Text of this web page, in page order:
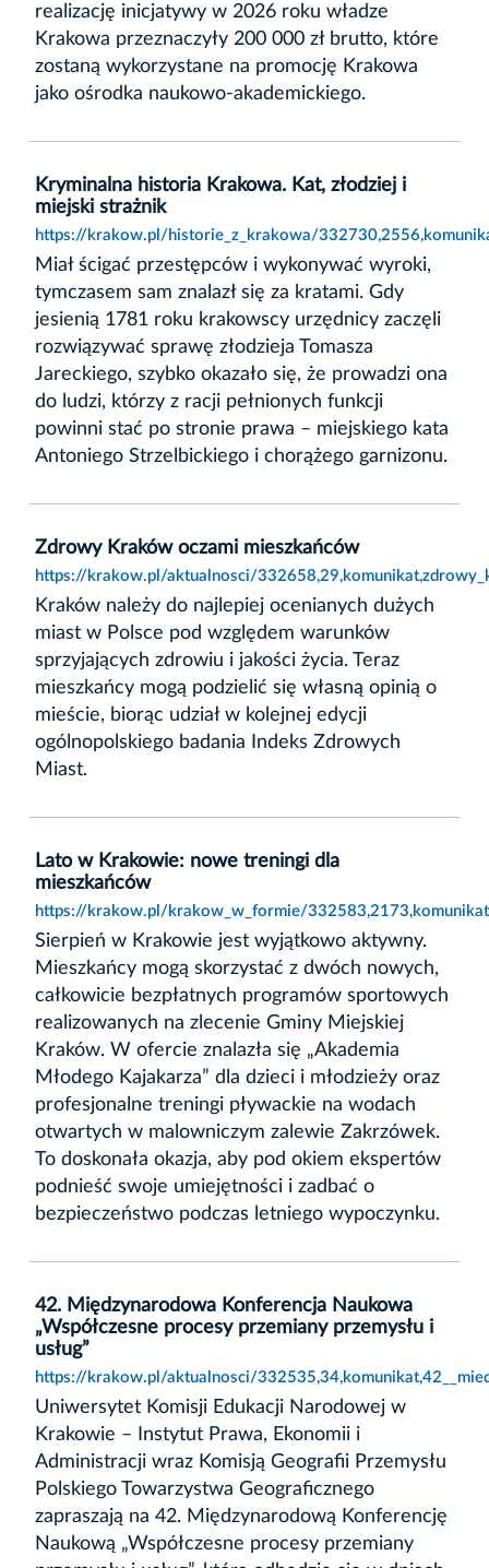
realizację inicjatywy w 2026 roku władze
Krakowa przeznaczyły 200 000 zł brutto, które
zostaną wykorzystane na promocję Krakowa
jako ośrodka naukowo-akademickiego.
Kryminalna historia Krakowa. Kat, złodziej i
miejski strażnik
https://krakow.pl/historie_z_krakowa/
Miał ścigać przestępców i wykonywać wyroki,
tymczasem sam znalazł się za kratami. Gdy
jesienią 1781 roku krakowscy urzędnicy zaczęli
rozwiązywać sprawę złodzieja Tomasza
Jareckiego, szybko okazało się, że prowadzi ona
do ludzi, którzy z racji pełnionych funkcji
powinni stać po stronie prawa – miejskiego kata
Antoniego Strzelbickiego i chorążego garnizonu.
Zdrowy Kraków oczami mieszkańców
https://krakow.pl/aktualnosci/
Kraków należy do najlepiej ocenianych dużych
miast w Polsce pod względem warunków
sprzyjających zdrowiu i jakości życia. Teraz
mieszkańcy mogą podzielić się własną opinią o
mieście, biorąc udział w kolejnej edycji
ogólnopolskiego badania Indeks Zdrowych
Miast.
Lato w Krakowie: nowe treningi dla
mieszkańców
https://krakow.pl/krakow_w_formie/
Sierpień w Krakowie jest wyjątkowo aktywny.
Mieszkańcy mogą skorzystać z dwóch nowych,
całkowicie bezpłatnych programów sportowych
realizowanych na zlecenie Gminy Miejskiej
Kraków. W ofercie znalazła się „Akademia
Młodego Kajakarza” dla dzieci i młodzieży oraz
profesjonalne treningi pływackie na wodach
otwartych w malowniczym zalewie Zakrzówek.
To doskonała okazja, aby pod okiem ekspertów
podnieść swoje umiejętności i zadbać o
bezpieczeństwo podczas letniego wypoczynku.
42. Międzynarodowa Konferencja Naukowa
„Współczesne procesy przemiany przemysłu i
usług”
https://krakow.pl/aktualnosci/
Uniwersytet Komisji Edukacji Narodowej w
Krakowie – Instytut Prawa, Ekonomii i
Administracji wraz Komisją Geografii Przemysłu
Polskiego Towarzystwa Geograficznego
zapraszają na 42. Międzynarodową Konferencję
Naukową „Współczesne procesy przemiany